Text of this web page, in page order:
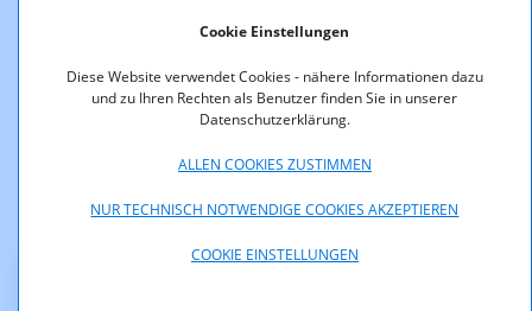
Cookie Einstellungen
Diese Website verwendet Cookies - nähere Informationen dazu
und zu Ihren Rechten als Benutzer finden Sie in unserer
Datenschutzerklärung.
ALLEN COOKIES ZUSTIMMEN
NUR TECHNISCH NOTWENDIGE COOKIES AKZEPTIEREN
COOKIE EINSTELLUNGEN
des Informationsfreiheitsgesetzes (IFG), BGBl. I Nr. 5/2024,
auch die Förderverträge (allenfalls auszugsweise)
veröffentlicht. Verträge und Entscheidungen sind
2 IFG und, soweit und solange sie nicht der Geheimhaltung
veröffentlichen.